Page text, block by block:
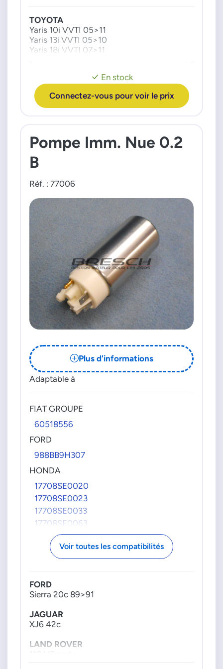
7778512010
En stock
Connectez-vous pour voir le prix
TOYOTA
Yaris 10i VVTI 05>11
Yaris 13i VVTI 05>10
Yaris 18i VVTI 07>11
Pompe Imm. Nue 0.2
B
Réf. : 77006
Plus d'informations
Adaptable à
FIAT GROUPE
60518556
FORD
988BB9H307
HONDA
17708SE0020
17708SE0023
17708SE0033
17708SE0063
17708SE0073
17708SF1A03
17708SF1A04
PSA GROUPE
0000152545
00001616A7
00001617G7
Voir toutes les compatibilités
FORD
Sierra 20c 89>91
JAGUAR
XJ6 42c
LAND ROVER